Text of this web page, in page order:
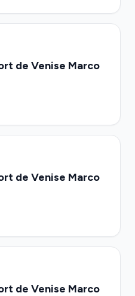
de Venise Marco
de Venise Marco
de Venise Marco